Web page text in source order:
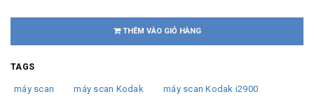
THÊM VÀO GIỎ HÀNG
TAGS
máy scan máy scan Kodak máy scan Kodak i2900